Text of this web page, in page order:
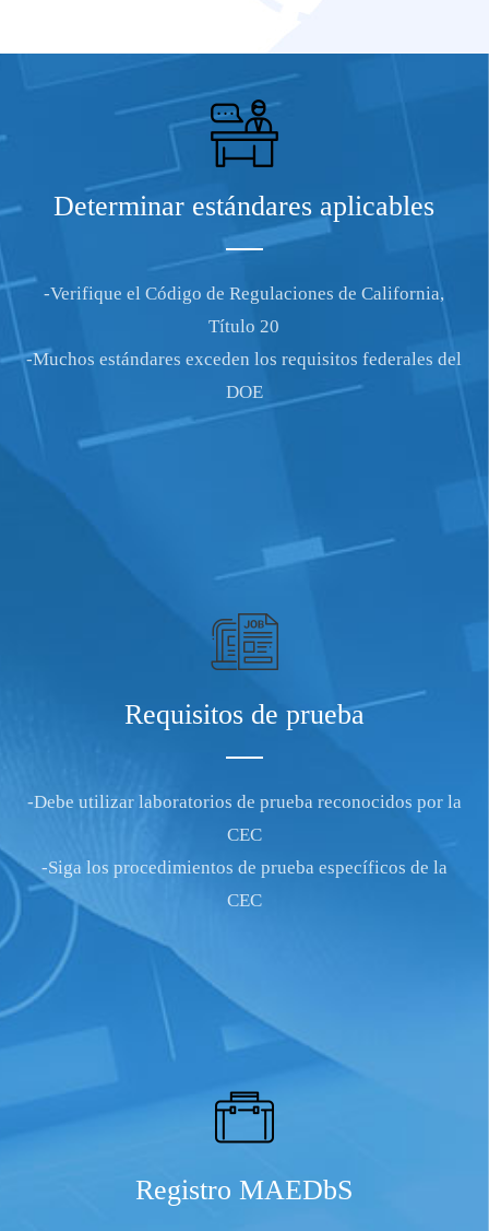
Determinar estándares aplicables
-Verifique el Código de Regulaciones de California,
Título 20
-Muchos estándares exceden los requisitos federales del
DOE
Requisitos de prueba
-Debe utilizar laboratorios de prueba reconocidos por la
CEC
-Siga los procedimientos de prueba específicos de la
CEC
Registro MAEDbS